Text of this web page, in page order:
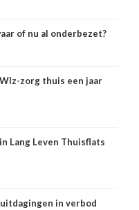
of nu al onderbezet?
zorg thuis een jaar
Lang Leven Thuisflats
in verbod